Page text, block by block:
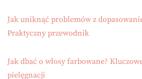
Jak uniknąć problemów z
Praktyczny przewodnik
Jak dbać o włosy farbowane?
pielęgnacji